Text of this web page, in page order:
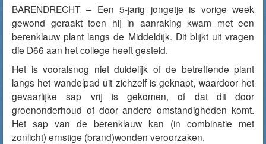
BARENDRECHT – Een 5-jarig jongetje is vorige week
gewond geraakt toen hij in aanraking kwam met een
berenklauw plant langs de Middeldijk. Dit blijkt uit vragen
die D66 aan het college heeft gesteld.
Het is vooralsnog niet duidelijk of de betreffende plant
langs het wandelpad uit zichzelf is geknapt, waardoor het
gevaarlijke sap vrij is gekomen, of dat dit door
groenonderhoud of door andere omstandigheden komt.
Het sap van de berenklauw kan (in combinatie met
zonlicht) ernstige (brand)wonden veroorzaken.